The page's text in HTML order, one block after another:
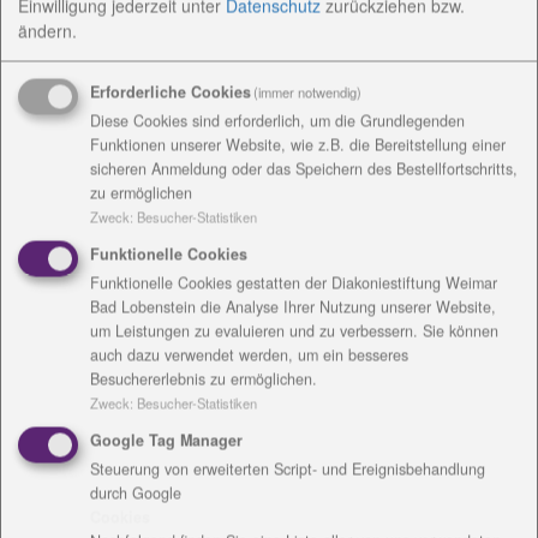
Andreas Krauße – GF AWO-Kreisverband Saalfeld/
Rudolstadt e.V.
Jutta Schlottenhauer - Dipl.Sozialpädagogin (BA)/
Gerontologin (FH)
Fachforum Wohn- und Teilhabegesetz
Arbeitstitel: Gesetze ändern sich– mutig stellen wir
Moderation: Johannes Warth - Ermutiger
Podium (unter anderem):
Dr. Martin Kaufmann – Referent Wirtschaft
Einwilligung jederzeit unter Datenschutz zurückziehen bzw.
ändern.
Erforderliche Cookies(immer notwendig)
Diese Cookies sind erforderlich, um die Grundlegenden
Funktionen unserer Website, wie z.B. die Bereitstellung einer
sicheren Anmeldung oder das Speichern des Bestellfortschritts,
zu ermöglichen
Zweck: Besucher-Statistiken
Funktionelle Cookies
Funktionelle Cookies gestatten der Diakoniestiftung Weimar
Bad Lobenstein die Analyse Ihrer Nutzung unserer Website,
um Leistungen zu evaluieren und zu verbessern. Sie können
auch dazu verwendet werden, um ein besseres
Besuchererlebnis zu ermöglichen.
Zweck: Besucher-Statistiken
Google Tag Manager
Steuerung von erweiterten Script- und Ereignisbehandlung
durch Google